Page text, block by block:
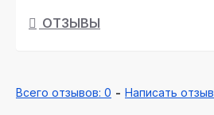
ОТЗЫВЫ
Всего отзывов: 0 - Написать отзыв